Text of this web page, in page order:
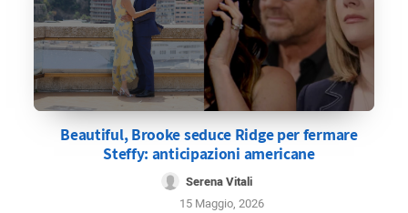
Beautiful, Brooke seduce Ridge per fermare
Steffy: anticipazioni americane
Serena Vitali
15 Maggio, 2026